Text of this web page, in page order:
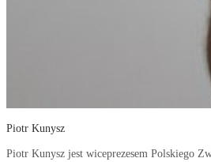
Piotr Kunysz
Piotr Kunysz jest wiceprezesem Polskiego